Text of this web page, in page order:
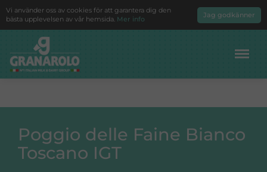
Vi använder oss av cookies för att garantera dig den
bästa upplevelsen av vår hemsida. Mer info
Jag godkänner
Meny
Poggio delle Faine Bianco
Toscano IGT